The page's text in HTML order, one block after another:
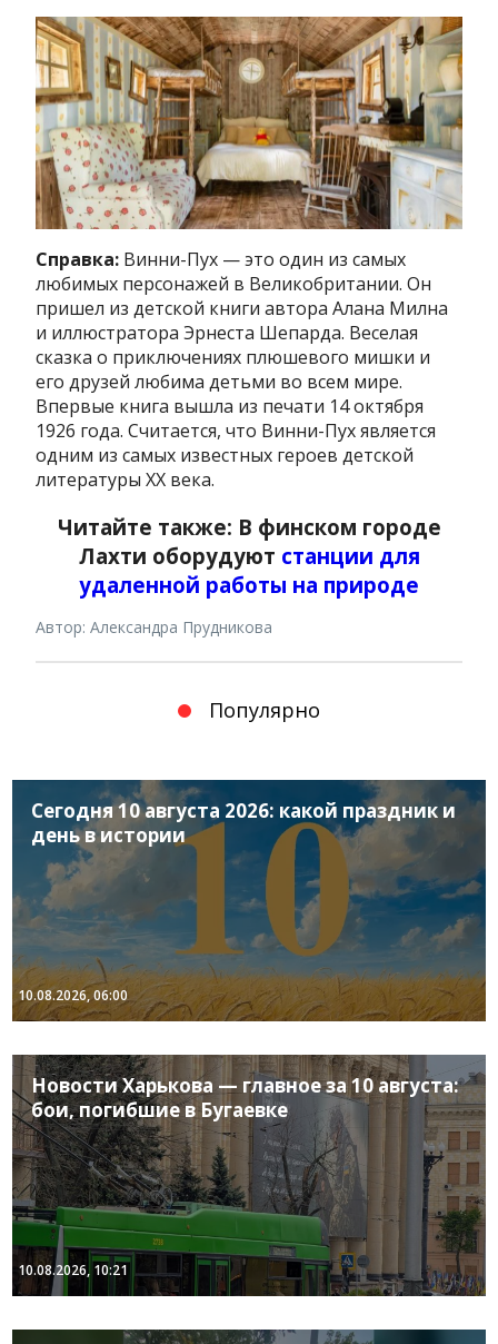
Справка: Винни-Пух — это один из самых
любимых персонажей в Великобритании. Он
пришел из детской книги автора Алана Милна
и иллюстратора Эрнеста Шепарда. Веселая
сказка о приключениях плюшевого мишки и
его друзей любима детьми во всем мире.
Впервые книга вышла из печати 14 октября
1926 года. Считается, что Винни-Пух является
одним из самых известных героев детской
литературы XX века.
Читайте также: В финском городе
Лахти оборудуют станции для
удаленной работы на природе
Автор: Александра Прудникова
Популярно
Сегодня 10 августа 2026: какой праздник и
день в истории
10.08.2026, 06:00
Новости Харькова — главное за 10 августа:
бои, погибшие в Бугаевке
10.08.2026, 10:21